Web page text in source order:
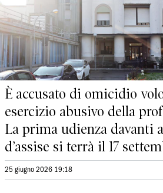
È accusato di omicidio
esercizio abusivo della
La prima udienza davanti
d’assise si terrà il 17
25 giugno 2026 19:18